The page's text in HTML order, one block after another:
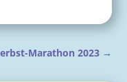
Marathon 2023→